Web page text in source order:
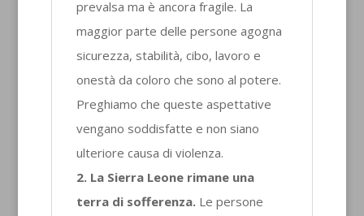
prevalsa ma è ancora fragile. La
maggior parte delle persone agogna
sicurezza, stabilità, cibo, lavoro e
onestà da coloro che sono al potere.
Preghiamo che queste aspettative
vengano soddisfatte e non siano
ulteriore causa di violenza.
2. La Sierra Leone rimane una
terra di sofferenza.Le persone